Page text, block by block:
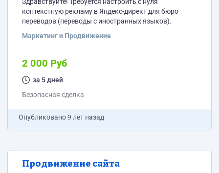
контекстную рекламу в Яндекс-директ для бюро
переводов (переводы с иностранных языков).
Маркетинг и Продвижение
2 000 Руб
за 5 дней
Безопасная сделка
Опубликовано9 лет назад
Продвижение сайта